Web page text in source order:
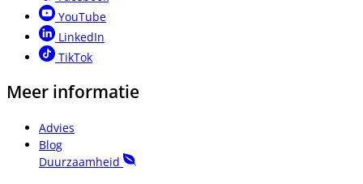
YouTube
LinkedIn
TikTok
Meer informatie
Advies
Blog
Duurzaamheid